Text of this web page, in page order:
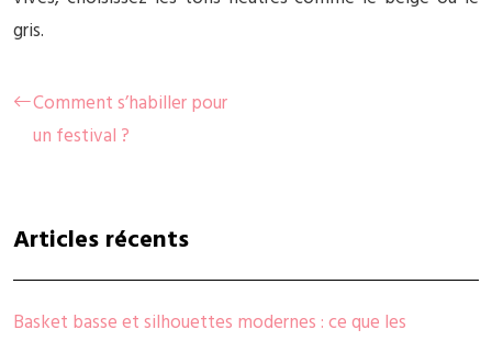
gris.
Comment s’habiller pour
un festival ?
Articles récents
Basket basse et silhouettes modernes : ce que les